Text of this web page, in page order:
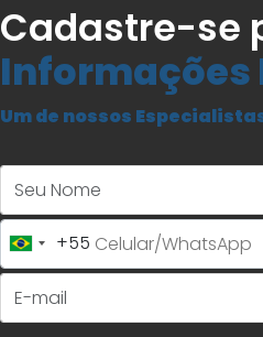
Cadastre-se
Informações
Um de nossos
Brazil
+55
+55